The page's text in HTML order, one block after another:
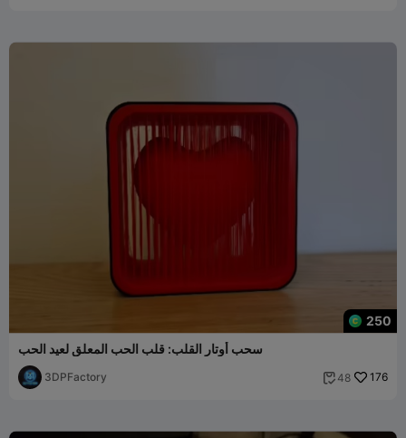
250
سحب أوتار القلب: قلب الحب المعلق لعيد الحب
3DPFactory  48 176